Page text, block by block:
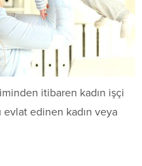
itibaren kadın işçi
evlat edinen kadın veya